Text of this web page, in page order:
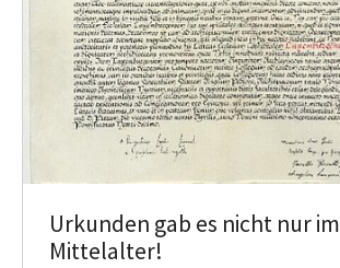
Urkunden gab es nicht nur im
Mittelalter!